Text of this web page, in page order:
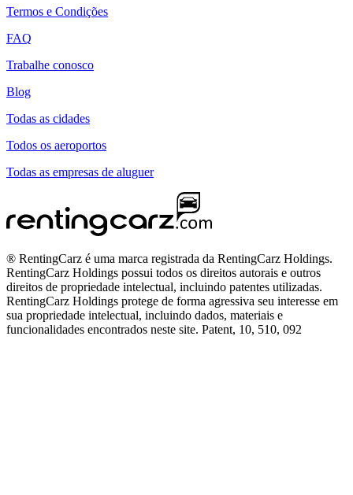
Termos e Condições
FAQ
Trabalhe conosco
Blog
Todas as cidades
Todos os aeroportos
Todas as empresas de aluguer
® RentingCarz é uma marca registrada da RentingCarz Holdings.
RentingCarz Holdings possui todos os direitos autorais e outros
direitos de propriedade intelectual, incluindo patentes utilizadas.
RentingCarz Holdings protege de forma agressiva seu interesse em
sua propriedade intelectual, incluindo dados, materiais e
funcionalidades encontrados neste site. Patent, 10, 510, 092